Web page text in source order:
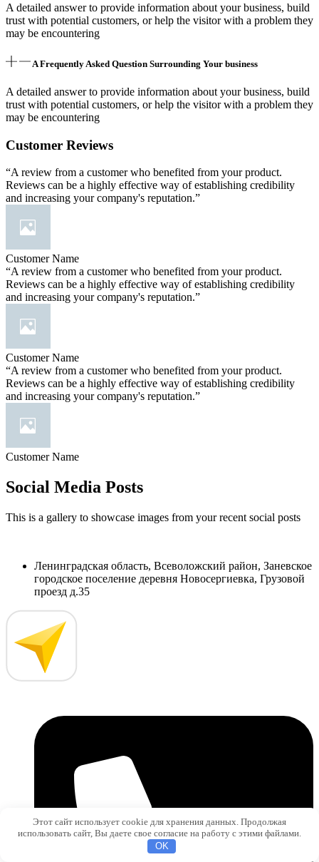
A detailed answer to provide information about your business, build
trust with potential customers, or help the visitor with a problem they
may be encountering
A Frequently Asked Question Surrounding Your business
A detailed answer to provide information about your business, build
trust with potential customers, or help the visitor with a problem they
may be encountering
Customer Reviews
“A review from a customer who benefited from your product.
Reviews can be a highly effective way of establishing credibility
and increasing your company's reputation.”
Customer Name
“A review from a customer who benefited from your product.
Reviews can be a highly effective way of establishing credibility
and increasing your company's reputation.”
Customer Name
“A review from a customer who benefited from your product.
Reviews can be a highly effective way of establishing credibility
and increasing your company's reputation.”
Customer Name
Social Media Posts
This is a gallery to showcase images from your recent social posts
Ленинградская область, Всеволожский район, Заневское
городское поселение деревня Новосергиевка, Грузовой
проезд д.35
Этот сайт использует cookie для хранения данных. Продолжая
использовать сайт, Вы даете свое согласие на работу с этими файлами.
OK